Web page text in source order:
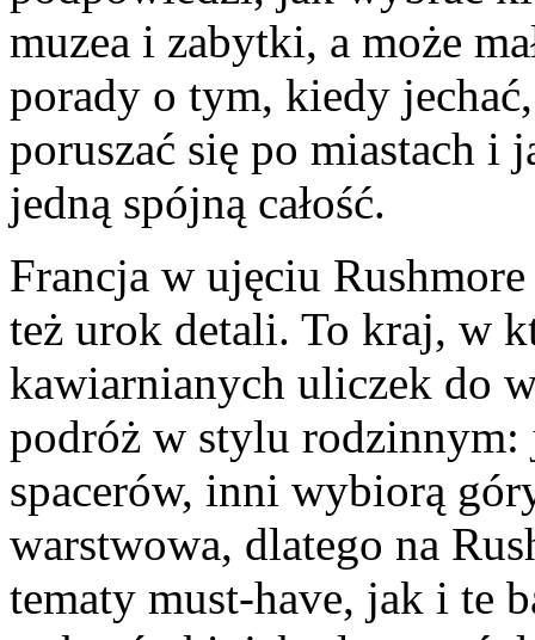
muzea i zabytki, a może
porady o tym, kiedy
poruszać się po miastach i
jedną spójną całość.
Francja w ujęciu
też urok detali. To kraj, w
kawiarnianych uliczek do
podróż w stylu
spacerów, inni wybiorą
warstwowa, dlatego na
tematy must-have, jak i te